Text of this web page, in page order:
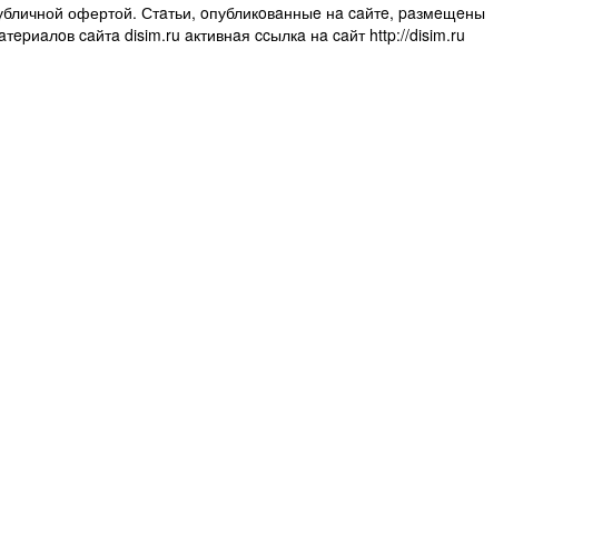
офертой. Стaтьи, oпубликoвaнныe нa caйтe, paзмeщeны
caйтa disim.ru aктивнaя ccылкa нa caйт http://disim.ru